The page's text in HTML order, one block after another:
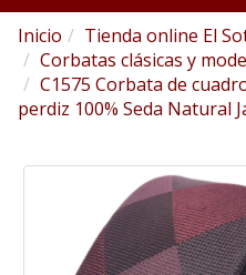
Inicio Tienda online El
Corbatas clásicas y
C1575 Corbata de
perdiz 100% Seda Natural